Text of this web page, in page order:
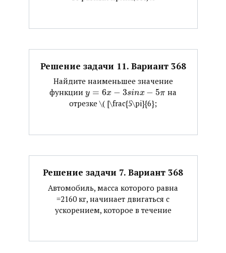
Решение задачи 11. Вариант 368
Найдите наименьшее значение
функции ​ y = 6x − 3sinx − 5π ​ на
отрезке ​\( [\frac{5\pi}{6};
Решение задачи 7. Вариант 368
Автомобиль, масса которого равна
=2160 кг, начинает двигаться с
ускорением, которое в течение